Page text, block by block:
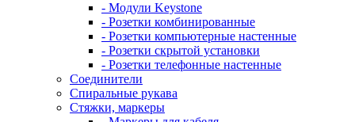
- Модули Keystone
- Розетки комбинированные
- Розетки компьютерные настенные
- Розетки скрытой установки
- Розетки телефонные настенные
Соединители
Спиральные рукава
Стяжки, маркеры